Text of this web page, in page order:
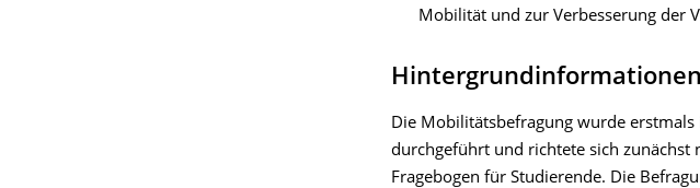
Mobilität und zur Verbesserung der
Die Mobilitätsbefragung wurde
durchgeführt und richtete sich zunächst
Fragebogen für Studierende. Die